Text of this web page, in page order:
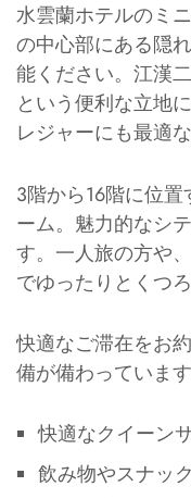
水雲蘭ホテルのミ
の中心部にある隠
能ください。江漢
という便利な立地
レジャーにも最適
3階から16階に位
ーム。魅力的なシ
す。一人旅の方や
でゆったりとくつ
快適なご滞在をお
備が備わっています
快適なクイーン
飲み物やスナッ